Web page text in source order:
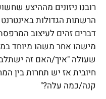
רובנו ניזונים מההיצע
הרשתות הגדולות באינטרנט
דברים זהים לעיצוב
מישהו אחר משהו מיוחד
שעולה "איך/האם זה
חיובית אז יש תחרות בין
קנה/כמה עלה?"